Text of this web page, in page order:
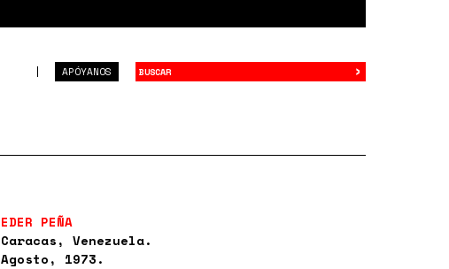
APÓYANOS ›
EDER PEÑA
Caracas, Venezuela.
Agosto, 1973.